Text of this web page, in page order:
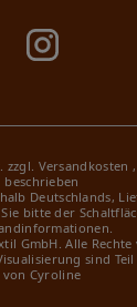
zzgl. Versandkosten
beschrieben
Deutschlands,
bitte der
GmbH. Alle
sind
von Cyroline